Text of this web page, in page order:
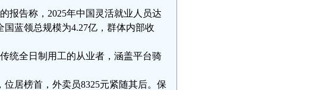
报告称，2025年中国灵活就业人员达
国蓝领总规模为4.27亿，群体内部收
统全日制用工的从业者，涵盖平台骑
居榜首，外卖员8325元紧随其后。保